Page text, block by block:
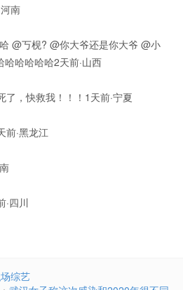
南
@丂枧? @你大爷还是你大爷 @小
哈哈哈哈2天前·山西
，快救我！！！1天前·宁夏
前·黑龙江
·四川
综艺